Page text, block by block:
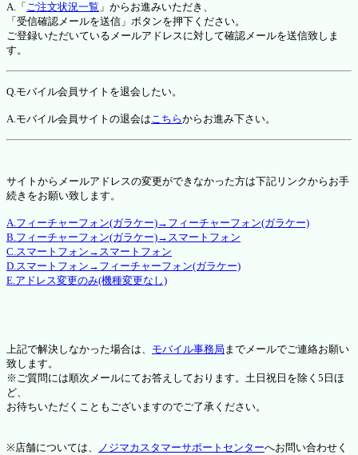
A.「 ご注文状況一覧 」からお進みいただき、
「受信確認メールを送信」ボタンを押下ください。
ご登録いただいているメールアドレスに対して確認メールを送信致しま
す。
Q.モバイル会員サイトを退会したい。
A.モバイル会員サイトの退会はこちらからお進み下さい。
サイトからメールアドレスの変更ができなかった方は下記リンクからお手
続きをお願い致します。
A.フィーチャーフォン(ガラケー)→フィーチャーフォン(ガラケー)
B.フィーチャーフォン(ガラケー)→スマートフォン
C.スマートフォン→スマートフォン
D.スマートフォン→フィーチャーフォン(ガラケー)
E.アドレス変更のみ(機種変更なし)
上記で解決しなかった場合は、 モバイル事務局 までメールでご連絡お願い
致します。
※ご質問には順次メールにてお答えしております。土日祝日を除く5日ほ
ど、
お待ちいただくこともございますのでご了承ください。
※店舗については、 ノジマカスタマーサポートセンターへお問い合わせく